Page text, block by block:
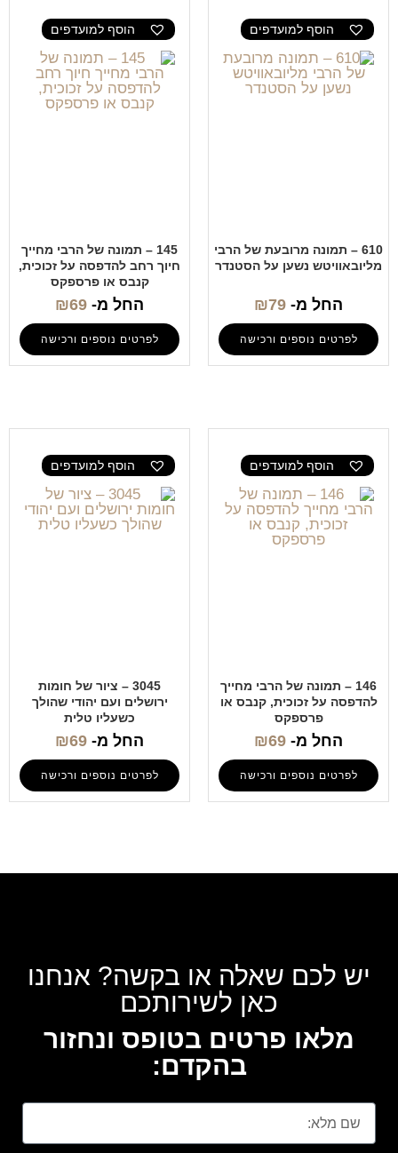
הוסף למועדפים
610 – תמונה מרובעת של הרבי
מליובאוויטש נשען על הסטנדר
החל מ- ₪79
לפרטים נוספים ורכישה
הוסף למועדפים
145 – תמונה של הרבי מחייך
חיוך רחב להדפסה על זכוכית,
קנבס או פרספקס
החל מ- ₪69
לפרטים נוספים ורכישה
הוסף למועדפים
146 – תמונה של הרבי מחייך
להדפסה על זכוכית, קנבס או
פרספקס
החל מ- ₪69
לפרטים נוספים ורכישה
הוסף למועדפים
3045 – ציור של חומות
ירושלים ועם יהודי שהולך
כשעליו טלית
החל מ- ₪69
לפרטים נוספים ורכישה
יש לכם שאלה או בקשה? אנחנו
כאן לשירותכם
מלאו פרטים בטופס ונחזור
בהקדם: